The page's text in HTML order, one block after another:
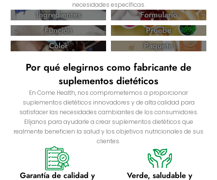
necesidades específicas.
Ingredientes
Formulario
Función
Pruebe
Color
Paquete
Por qué elegirnos como fabricante de
suplementos dietéticos
En Come Health, nos comprometemos a proporcionar
suplementos dietéticos innovadores y de alta calidad para
satisfacer las necesidades cambiantes de los consumidores.
Elíjanos para ayudarle a crear suplementos dietéticos que
realmente beneficien la salud y los objetivos nutricionales de sus
clientes.
Garantía de calidad y
Verde, saludable y